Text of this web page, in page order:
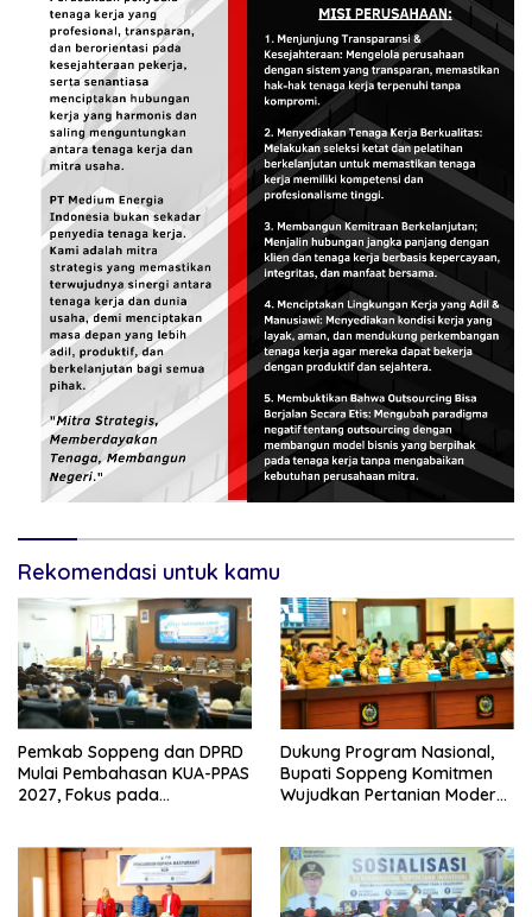
Rekomendasi untuk kamu
Pemkab Soppeng dan DPRD
Mulai Pembahasan KUA-PPAS
2027, Fokus pada
Dukung Program Nasional,
Bupati Soppeng Komitmen
Wujudkan Pertanian Modern